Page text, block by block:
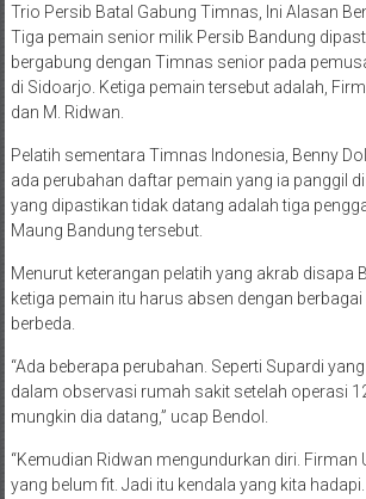
Trio Persib Batal Gabung Timnas, Ini Alasan
Tiga pemain senior milik Persib Bandung
bergabung dengan Timnas senior pada
di Sidoarjo. Ketiga pemain tersebut adalah,
dan M. Ridwan.
Pelatih sementara Timnas Indonesia, Benny
ada perubahan daftar pemain yang ia panggil
yang dipastikan tidak datang adalah tiga
Maung Bandung tersebut.
Menurut keterangan pelatih yang akrab disapa
ketiga pemain itu harus absen dengan
berbeda.
“Ada beberapa perubahan. Seperti Supardi
dalam observasi rumah sakit setelah operasi
mungkin dia datang,” ucap Bendol.
“Kemudian Ridwan mengundurkan diri. Firman
yang belum fit. Jadi itu kendala yang kita